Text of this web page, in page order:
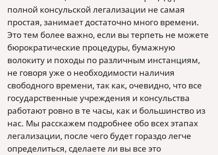
полной консульской легализации не самая
простая, занимает достаточно много времени.
Это тем более важно, если вы терпеть не можете
бюрократические процедуры, бумажную
волокиту и походы по различным инстанциям,
не говоря уже о необходимости наличия
свободного времени, так как, очевидно, что все
государственные учреждения и консульства
работают ровно в те часы, как и большинство из
нас. Мы расскажем подробнее обо всех этапах
легализации, после чего будет гораздо легче
определиться, сделаете ли вы все это